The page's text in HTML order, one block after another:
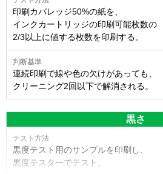
印刷カバレッジ50%の紙を、
インクカートリッジの印刷可能枚数の
2/3以上に値する枚数を印刷する。
連続印刷で線や色の欠けがあっても、
クリーニング2回以下で解消される。
黒さ
黒度テスト用のサンプルを印刷し、
黒度テスターでテスト。